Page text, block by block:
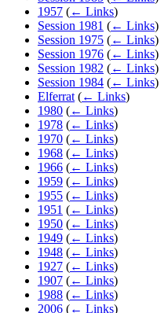
1957 (← Links)
Session 1981 (← Links)
Session 1975 (← Links)
Session 1976 (← Links)
Session 1982 (← Links)
Session 1984 (← Links)
Elferrat (← Links)
1980 (← Links)
1978 (← Links)
1970 (← Links)
1968 (← Links)
1966 (← Links)
1959 (← Links)
1955 (← Links)
1951 (← Links)
1950 (← Links)
1949 (← Links)
1948 (← Links)
1927 (← Links)
1907 (← Links)
1988 (← Links)
2006 (← Links)